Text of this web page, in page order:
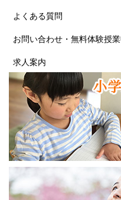
よくある質問
お問い合わせ・無料体験授
求人案内